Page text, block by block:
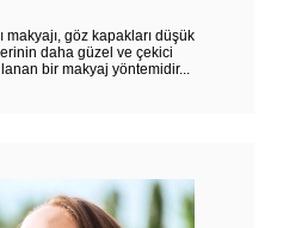
makyajı, göz kapakları düşük
daha güzel ve çekici
bir makyaj yöntemidir...